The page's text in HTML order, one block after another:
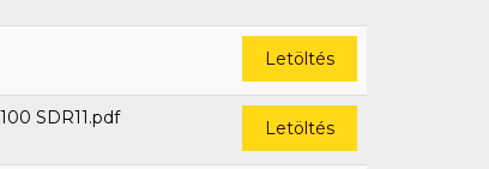
Letöltés
SDR11.pdf Letöltés